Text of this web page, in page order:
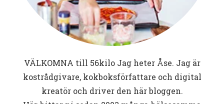
VÄLKOMNA till 56kiloJag heter Åse. Jag är
kostrådgivare, kokboksförfattare och digital
kreatör och driver den här bloggen.